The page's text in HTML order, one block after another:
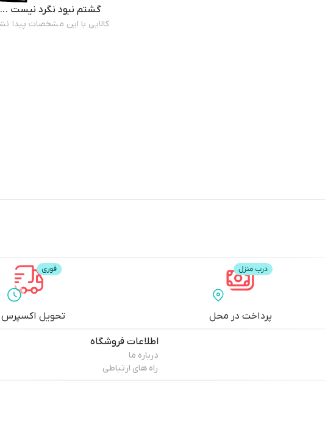
گشتم نبود نگرد نیست ...
کالایی با این مشخصات پیدا
پرداخت در محل تحویل اکسپرس
اطلاعات فروشگاه
درباره ما
راه های ارتباطی